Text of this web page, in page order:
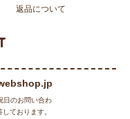
日のお問い合わ
ております。
返品について